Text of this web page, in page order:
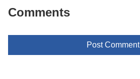
Comments
Post Comment